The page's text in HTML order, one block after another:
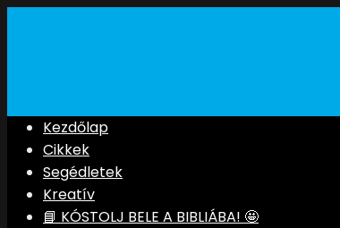
Kezdőlap
Cikkek
Segédletek
Kreatív
📘 KÓSTOLJ BELE A BIBLIÁBA! 🤩